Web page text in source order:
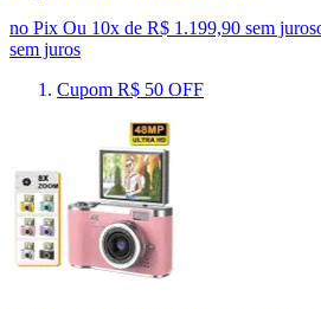
no Pix Ou 10x de R$ 1.199,90 sem juros
sem juros
Cupom R$ 50 OFF